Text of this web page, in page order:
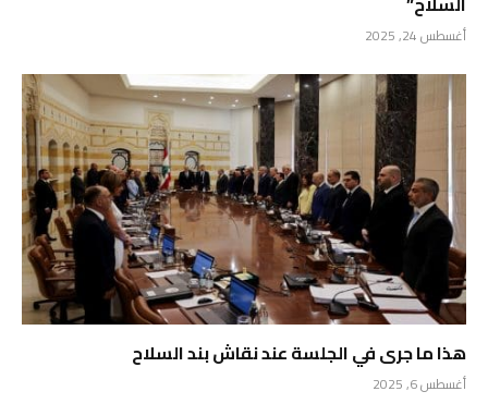
أغسطس 24, 2025
هذا ما جرى في الجلسة عند نقاش بند السلاح
أغسطس 6, 2025